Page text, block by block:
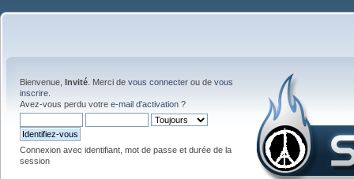
Bienvenue, Invité . Merci de vous connecter ou de vous
inscrire
Avez-vous perdu votre e-mail d'activation ?
Connexion avec identifiant, mot de passe et durée de la
session